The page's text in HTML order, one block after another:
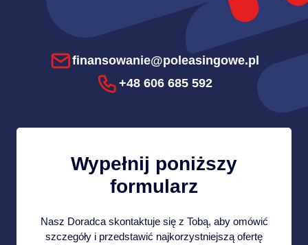
finansowanie@poleasingowe.pl
+48 606 685 592
Wypełnij poniższy
formularz
Nasz Doradca skontaktuje się z Tobą, aby omówić
szczegóły i przedstawić najkorzystniejszą ofertę